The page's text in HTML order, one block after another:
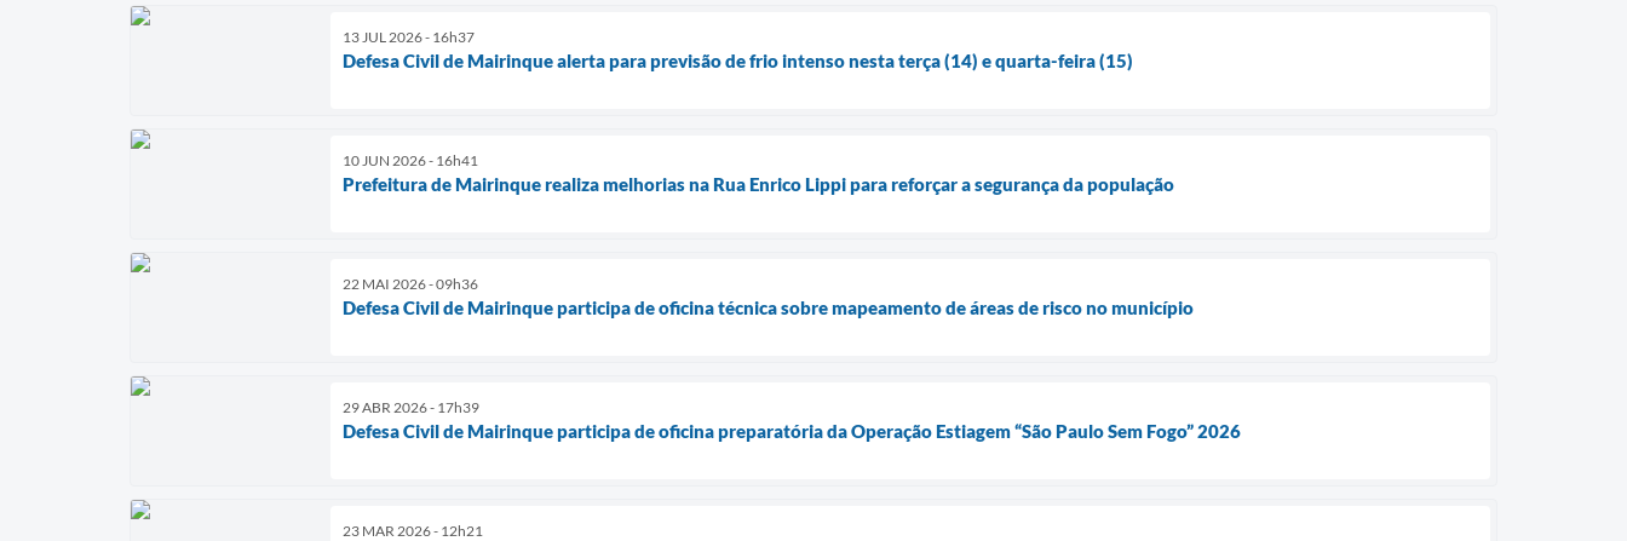
13 JUL 2026 - 16h37
Defesa Civil de Mairinque alerta para previsão de frio intenso nesta terça (14) e quarta-feira (15)
10 JUN 2026 - 16h41
Prefeitura de Mairinque realiza melhorias na Rua Enrico Lippi para reforçar a segurança da população
22 MAI 2026 - 09h36
Defesa Civil de Mairinque participa de oficina técnica sobre mapeamento de áreas de risco no município
29 ABR 2026 - 17h39
Defesa Civil de Mairinque participa de oficina preparatória da Operação Estiagem “São Paulo Sem Fogo” 2026
23 MAR 2026 - 12h21